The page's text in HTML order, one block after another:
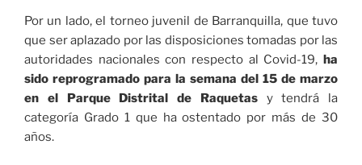
Por un lado, el torneo juvenil de Barranquilla, que tuvo
que ser aplazado por las disposiciones tomadas por las
autoridades nacionales con respecto al Covid-19, ha
sido reprogramado para la semana del 15 de marzo
en el Parque Distrital de Raquetasy tendrá la
categoría Grado 1 que ha ostentado por más de 30
años.